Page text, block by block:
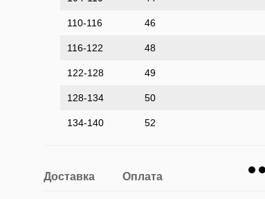
110-116 46
116-122 48
122-128 49
128-134 50
134-140 52
Доставка Оплата